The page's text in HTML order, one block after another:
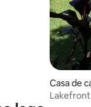
Casa de
atepeque
Lakefront